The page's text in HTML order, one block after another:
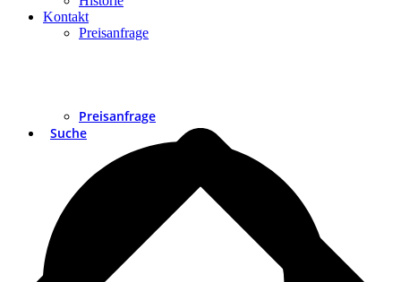
Preisanfrage
Suche
Kontakt
Preisanfrage